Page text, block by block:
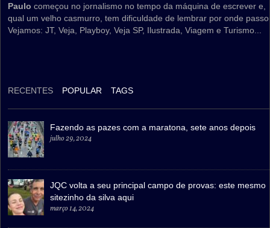
Paulo começou no jornalismo no tempo da máquina de escrever e,
qual um velho casmurro, tem dificuldade de lembrar por onde
Vejamos: JT, Veja, Playboy, Veja SP, Ilustrada, Viagem e Turismo...
RECENTES POPULAR TAGS
Fazendo as pazes com a maratona, sete anos depois
julho 29, 2024
JQC volta a seu principal campo de provas: este mesmo
sitezinho da silva aqui
março 14, 2024